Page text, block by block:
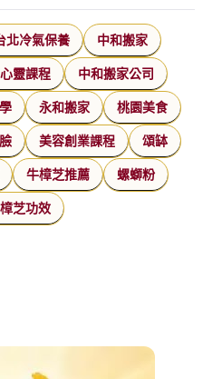
北冷氣保養 中和搬家
靈課程 中和搬家公司
永和搬家 桃園美食
美容創業課程 頌缽
牛樟芝推薦 螺螄粉
芝功效